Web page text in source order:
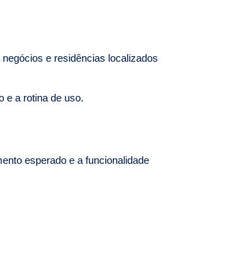
e residências localizados
e a rotina de uso.
esperado e a funcionalidade